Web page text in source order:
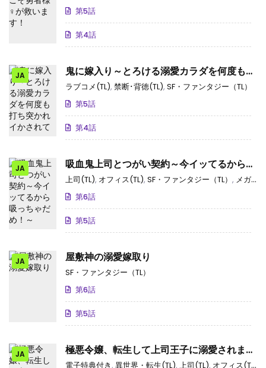
第5話
第4話
JA
鬼に嫁入り～とろける溺愛カラダを何度も打
ち突かれイかされてっ…～
ラブコメ(TL), 禁断･背徳(TL), SF・ファンタジー（TL）
第5話
第4話
JA
吸血鬼上司とつがい契約～今イッてるから吸
っちゃだめ！～
上司(TL), オフィス(TL), SF・ファンタジー（TL） , メガネ(TL)
第6話
第5話
JA 屋敷神の溺愛嫁取り
SF・ファンタジー（TL）
第6話
第5話
JA
極悪令嬢、転生して上司王子に溺愛されま
す！
電子特典付き, 異世界・転生(TL), 上司(TL), オフィス(TL)